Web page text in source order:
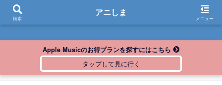
アニしま
Apple Musicのお得プランを探すにはこちら
検索
アニしま
メニュー